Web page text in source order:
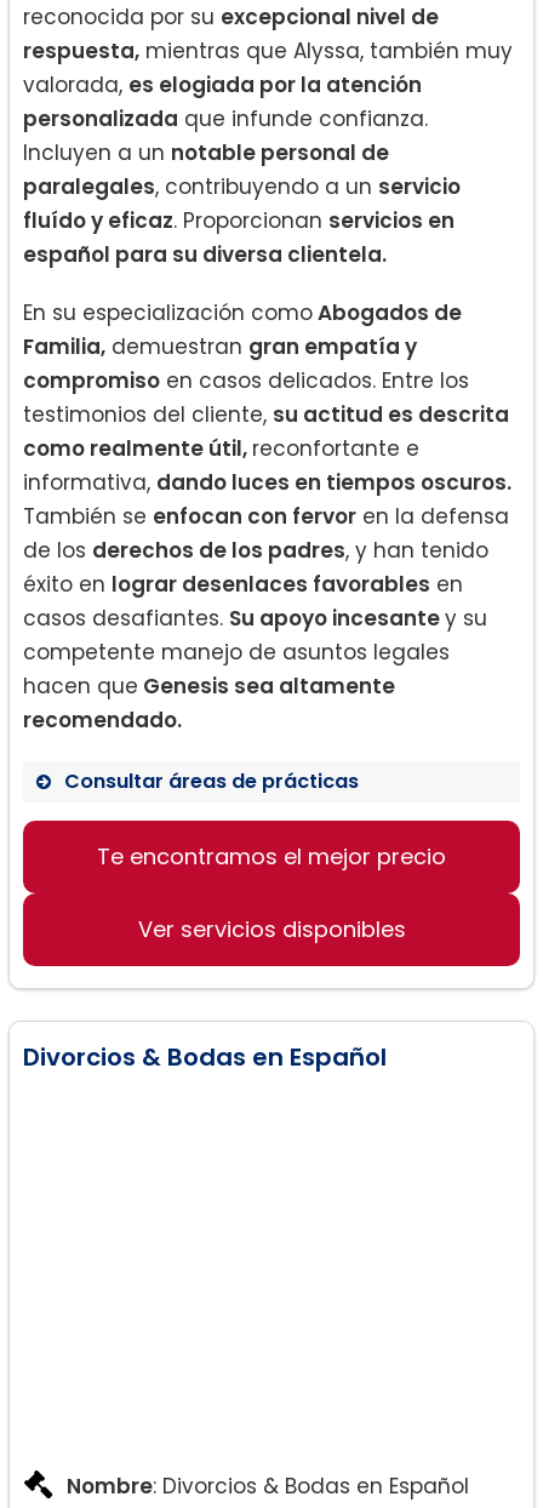
reconocida por su excepcional nivel de
respuesta, mientras que Alyssa, también muy
valorada, es elogiada por la atención
personalizada que infunde confianza.
Incluyen a un notable personal de
paralegales, contribuyendo a un servicio
fluído y eficaz. Proporcionan servicios en
español para su diversa clientela.
En su especialización comoAbogados de
Familia, demuestran gran empatía y
compromiso en casos delicados. Entre los
testimonios del cliente, su actitud es descrita
como realmente útil, reconfortante e
informativa, dando luces en tiempos oscuros.
También se enfocan con fervor en la defensa
de los derechos de los padres, y han tenido
éxito en lograr desenlaces favorables en
casos desafiantes. Su apoyo incesantey su
competente manejo de asuntos legales
hacen que Genesis sea altamente
recomendado.
Consultar áreas de prácticas
Derecho de Familia
Divorcio
padres
Te encontramos el mejor precio
Ver servicios disponibles
Divorcios & Bodas en Español
Nombre: Divorcios & Bodas en Español